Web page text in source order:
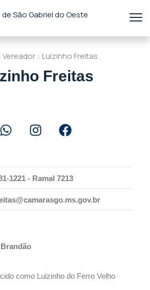
Vereador Luizinho Freitas
Freitas
1221 - Ramal 7213
como Luizinho do Ferro Velho